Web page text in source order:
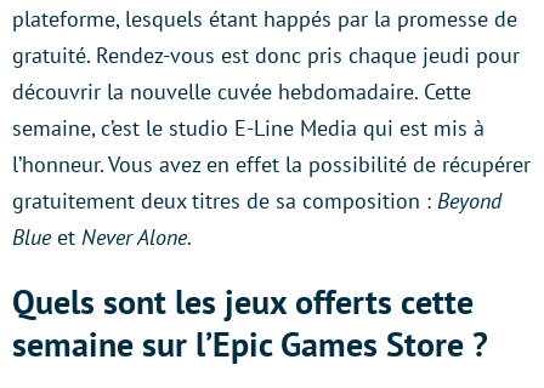
plateforme, lesquels étant happés par la promesse de
gratuité. Rendez-vous est donc pris chaque jeudi pour
découvrir la nouvelle cuvée hebdomadaire. Cette
semaine, c’est le studio E-Line Media qui est mis à
l’honneur. Vous avez en effet la possibilité de récupérer
gratuitement deux titres de sa composition : Beyond
Blueet Never Alone.
Quels sont les jeux offerts cette
semaine sur l’Epic Games Store ?